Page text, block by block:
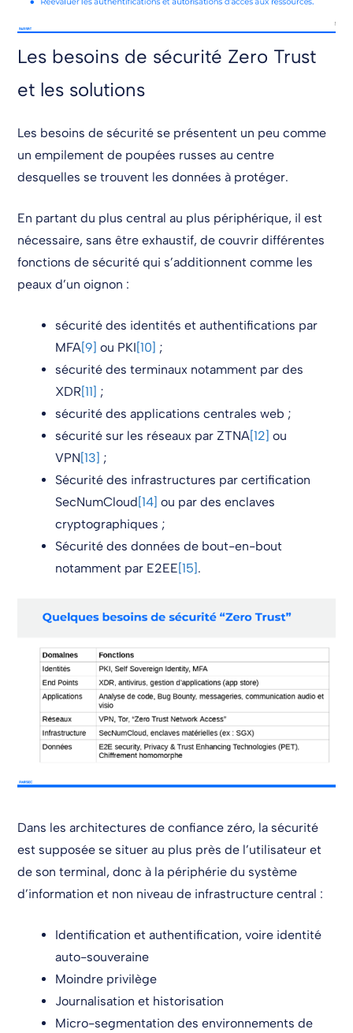
Les besoins de sécurité Zero Trust
et les solutions
Les besoins de sécurité se présentent un peu comme
un empilement de poupées russes au centre
desquelles se trouvent les données à protéger.
En partant du plus central au plus périphérique, il est
nécessaire, sans être exhaustif, de couvrir différentes
fonctions de sécurité qui s’additionnent comme les
peaux d’un oignon :
sécurité des identités et authentifications par
MFA[9] ou PKI[10] ;
sécurité des terminaux notamment par des
XDR[11] ;
sécurité des applications centrales web ;
sécurité sur les réseaux par ZTNA[12] ou
VPN[13] ;
Sécurité des infrastructures par certification
SecNumCloud[14] ou par des enclaves
cryptographiques ;
Sécurité des données de bout-en-bout
notamment par E2EE[15] .
Dans les architectures de confiance zéro, la sécurité
est supposée se situer au plus près de l’utilisateur et
de son terminal, donc à la périphérie du système
d’information et non niveau de infrastructure central :
Identification et authentification, voire identité
auto-souveraine
Moindre privilège
Journalisation et historisation
Micro-segmentation des environnements de